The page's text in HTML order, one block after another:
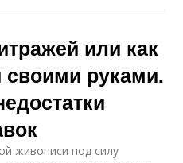
или как
своими руками.
живописи под силу